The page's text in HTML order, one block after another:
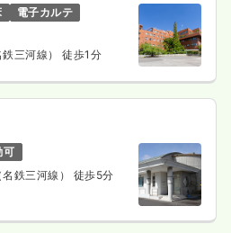
電子カルテ
三河線） 徒歩1分
可
鉄三河線） 徒歩5分